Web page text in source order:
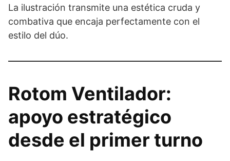
La ilustración transmite una estética cruda y
combativa que encaja perfectamente con el
estilo del dúo.
Rotom Ventilador:
apoyo estratégico
desde el primer turno